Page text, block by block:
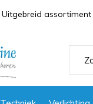
Uitgebreid assortiment